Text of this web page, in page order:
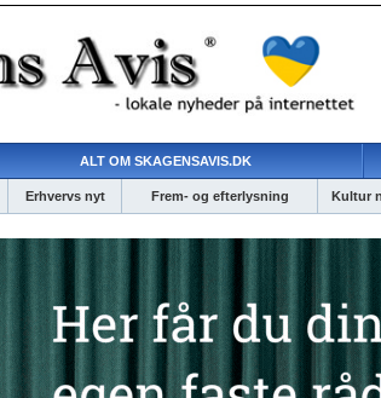
ALT OM SKAGENSAVIS.DK
Erhvervs nyt Frem- og efterlysning Kultur